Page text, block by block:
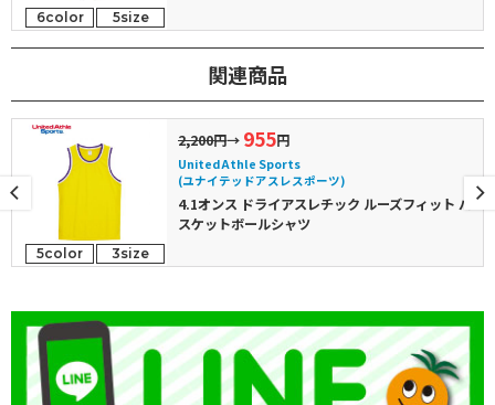
6color 5size
関連商品
5color 3size
2,200円→ 955円
United Athle Sports
(ユナイテッドアスレスポーツ)
4.1オンス ドライアスレチック ルーズフィット バ
スケットボールシャツ